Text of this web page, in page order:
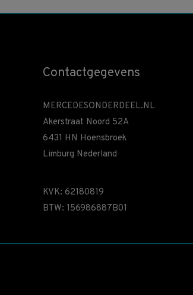
Contactgegevens
MERCEDESONDERDEEL.NL
Akerstraat Noord 52A
6431 HN Hoensbroek
Limburg Nederland
KVK: 62180819
BTW: 156986887B01